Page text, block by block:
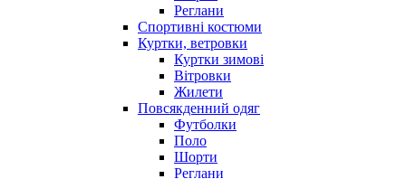
Реглани
Спортивні костюми
Куртки, ветровки
Куртки зимові
Вітровки
Жилети
Повсякденний одяг
Футболки
Поло
Шорти
Реглани